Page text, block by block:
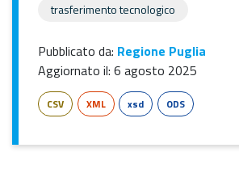
trasferimento tecnologico
Pubblicato da: Regione Puglia
Aggiornato il: 6 agosto 2025
CSV XML xsd ODS